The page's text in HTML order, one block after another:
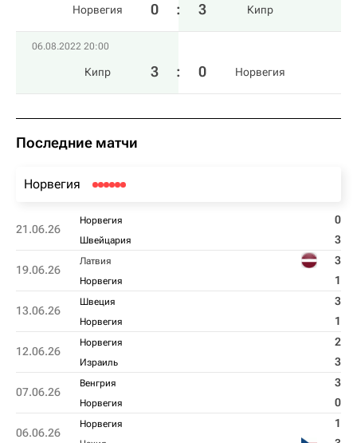
Норвегия 0 : 3 Кипр
06.08.2022 20:00
Кипр 3 : 0 Норвегия
Последние матчи
Норвегия
21.06.26
Норвегия 0
Швейцария 3
19.06.26
Латвия 3
Норвегия 1
13.06.26
Швеция 3
Норвегия 1
12.06.26
Норвегия 2
Израиль 3
07.06.26
Венгрия 3
Норвегия 0
06.06.26
Норвегия 1